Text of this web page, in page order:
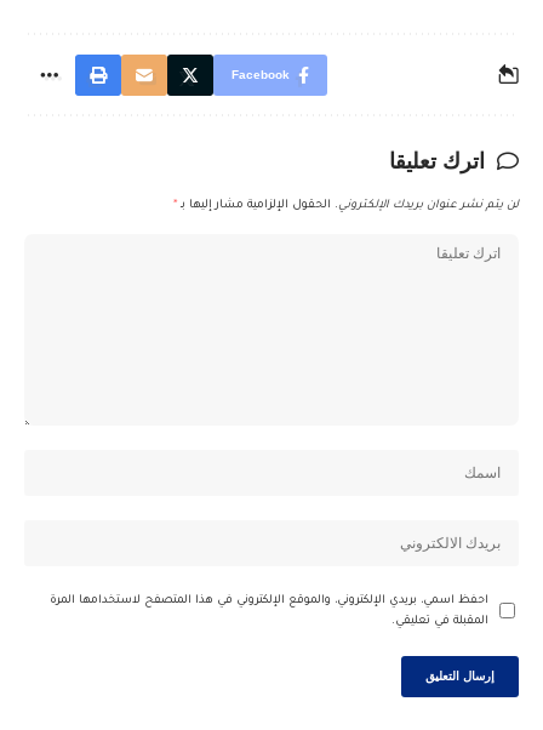
Facebook
اترك تعليقا
لن يتم نشر عنوان بريدك الإلكتروني. الحقول الإلزامية مشار إليها بـ *
احفظ اسمي، بريدي الإلكتروني، والموقع الإلكتروني في هذا المتصفح لاستخدامها المرة
المقبلة في تعليقي.